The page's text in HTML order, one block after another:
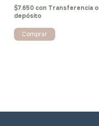
$7.650 con Transferencia o
depósito